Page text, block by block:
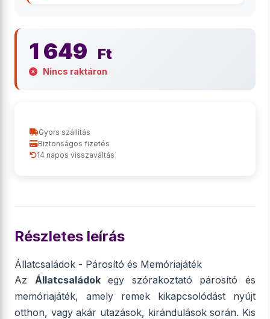
1 649 Ft
Nincs raktáron
Gyors szállítás
Biztonságos fizetés
14 napos visszaváltás
Részletes leírás
Állatcsaládok - Párosító és Memóriajáték
Az Állatcsaládokegy szórakoztató párosító és
memóriajáték, amely remek kikapcsolódást nyújt
otthon, vagy akár utazások, kirándulások során. Kis